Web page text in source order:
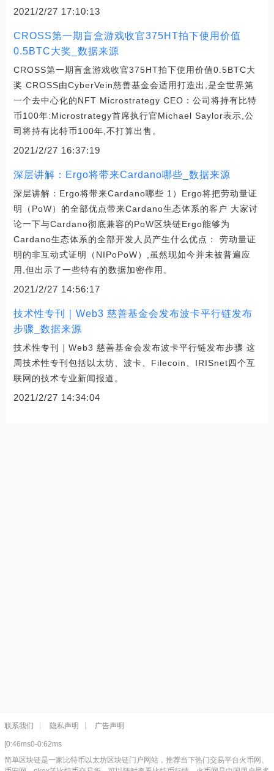
2021/2/27 17:10:13
CROSS第一期盲盒游戏收官375HT拍下使用价值
0.5BTC大奖_数据来源
CROSS第一期盲盒游戏收官375HT拍下使用价值0.5BTC大
奖 CROSS由CyberVein慈善基金会适用打造出,是全世界第
一个去中心化的NFT Microstrategy CEO：公司将持有比特
币100年:Microstrategy首席执行官Michael Saylor表示,公
司将持有比特币100年,不打算出售。
2021/2/27 16:37:19
深层讲解：Ergo将带来Cardano哪些_数据来源
深层讲解：Ergo将带来Cardano哪些 1）Ergo将把劳动量证
明（PoW）的全部优点带来Cardano生态体系的客户 大家讨
论一下与Cardano彻底兼容的PoW区块链Ergo能够为
Cardano生态体系的全部开发人员产生什么优点： 劳动量证
明的非互动式证明（NIPoPoW）,虽然现如今并未被普遍应
用,但出示了一些特有的数据加密作用。
2021/2/27 14:56:17
技术性专刊｜Web3 慈善基金会发布波卡平行链发布
步骤_数据来源
技术性专刊｜Web3 慈善基金会发布波卡平行链发布步骤 这
周技术性专刊包括以太坊、波卡、Filecoin、IRISnet四个互
联网的技术专业新闻报道。
2021/2/27 14:34:04
联系我们 隐私声明 广告声明
[0:46ms0-0:62ms
简单区块链是一家比特币以太坊区块链门户网站，推荐当下热门交易平台火币网、